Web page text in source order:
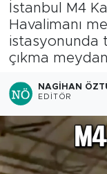
İstanbul M4
Havalimanı
istasyonunda
çıkma
NAGIHAN
EDITÖR
Tüm
Son Dakika
Haber